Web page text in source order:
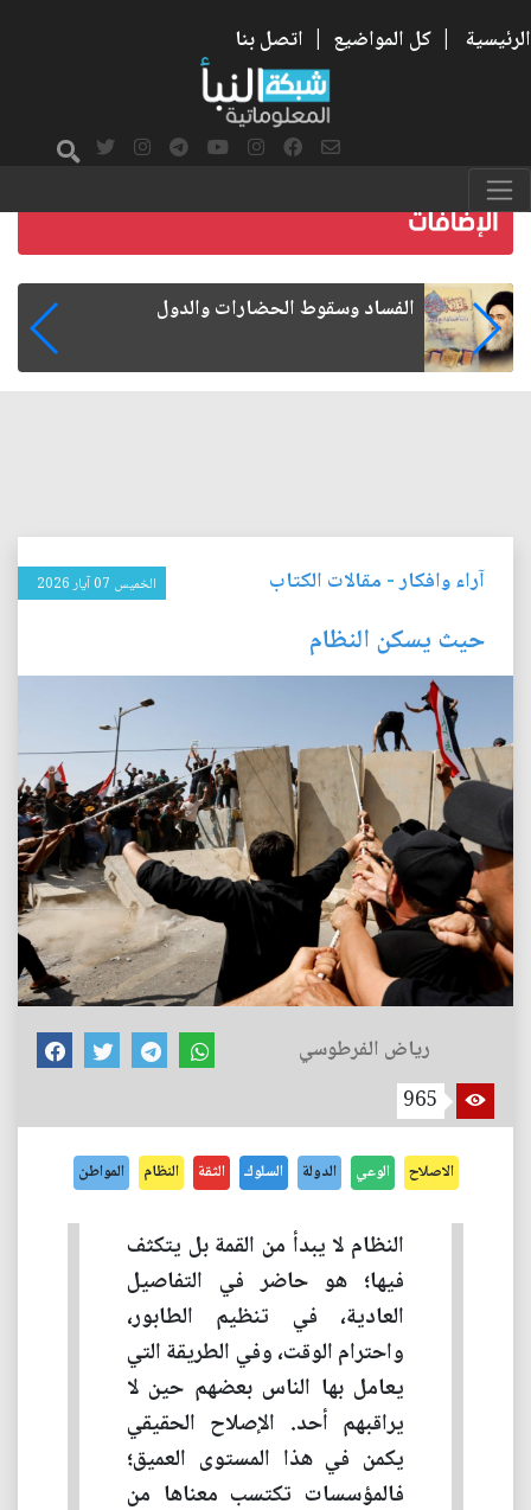
الرئيسية | كل المواضيع | اتصل بنا
رواتب الموظفين على صفيح ساخن
آراء وافكار- مقالات الكتاب الخميس 07 آيار 2026
حيث يسكن النظام
رياض الفرطوسي
965
الاصلاح الوعي الدولة السلوك الثقة النظام المواطن
النظام لا يبدأ من القمة بل يتكثف
فيها؛ هو حاضر في التفاصيل
العادية، في تنظيم الطابور،
واحترام الوقت، وفي الطريقة التي
يعامل بها الناس بعضهم حين لا
يراقبهم أحد. الإصلاح الحقيقي
يكمن في هذا المستوى العميق؛
فالمؤسسات تكتسب معناها من